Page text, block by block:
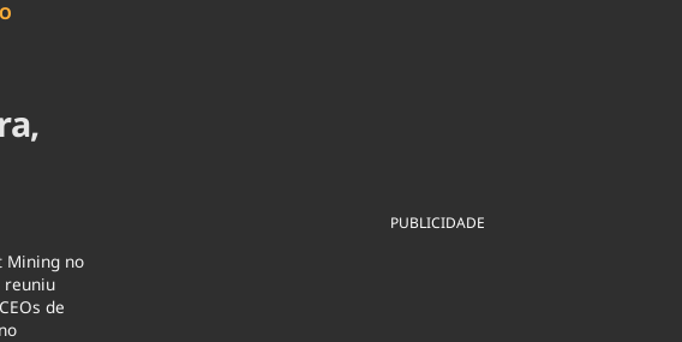
Mining no
reuniu
de
PUBLICIDADE